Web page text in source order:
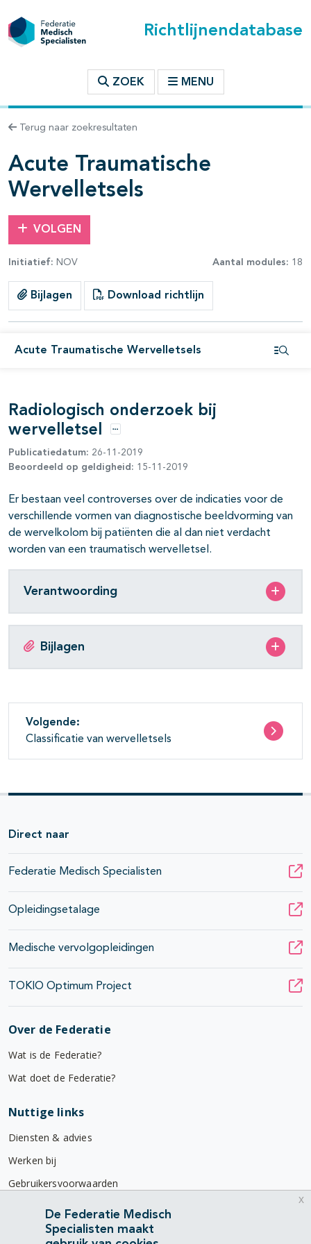
Richtlijnendatabase
ZOEK MENU
Terug naar zoekresultaten
Acute Traumatische
Wervelletsels
VOLGEN
Initiatief: NOV Aantal modules: 18
Bijlagen Download richtlijn
Acute Traumatische Wervelletsels
binnen deze richtlijn
Radiologisch onderzoek bij
wervelletsel
Opties
Publicatiedatum: 26-11-2019
Beoordeeld op geldigheid: 15-11-2019
Er bestaan veel controverses over de indicaties voor de
verschillende vormen van diagnostische beeldvorming van
de wervelkolom bij patiënten die al dan niet verdacht
worden van een traumatisch wervelletsel.
Verantwoording
Bijlagen
Volgende:
Classificatie van wervelletsels
Direct naar
Federatie Medisch Specialisten
Opleidingsetalage
Medische vervolgopleidingen
TOKIO Optimum Project
Over de Federatie
Wat is de Federatie?
Wat doet de Federatie?
Nuttige links
Diensten & advies
Werken bij
Gebruikersvoorwaarden
Privacyverklaring
Contact
De Federatie Medisch
Specialisten maakt
x